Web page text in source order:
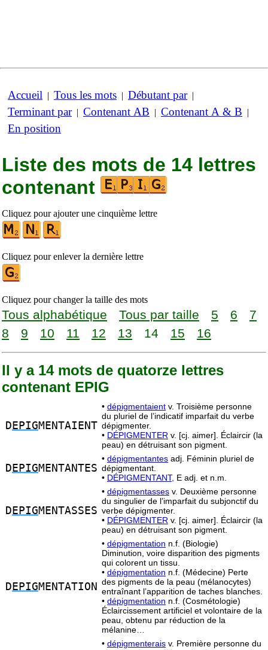
Accueil | Tous les mots | Débutant par|
Terminant par| Contenant AB | Contenant A & B |
En position
Liste des mots de 14 lettres
contenant
Cliquez pour ajouter une cinquième lettre
Cliquez pour enlever la dernière lettre
Cliquez pour changer la taille des mots
Tous alphabétique Tous par taille 5 6
7
8
9 10 11 12 13 14 15 16
Il y a 14 mots de quatorze lettres
contenant EPIG
D EPIGMENTAIENT
• dépigmentaient v. Troisième personne
du pluriel de l’indicatif imparfait du verbe
dépigmenter.
• DÉPIGMENTER v. [cj. aimer]. Éclaircir (la
peau) en détruisant son pigment.
D EPIGMENTANTES
• dépigmentantes adj. Féminin pluriel de
dépigmentant.
• DÉPIGMENTANT, E adj. et n.m.
D EPIGMENTASSES
• dépigmentasses v. Deuxième personne
du singulier de l’imparfait du subjonctif du
verbe dépigmenter.
• DÉPIGMENTER v. [cj. aimer]. Éclaircir (la
peau) en détruisant son pigment.
D EPIGMENTATION
• dépigmentation n.f. (Biologie)
Diminution, voire disparition des pigments
qui colorent un tissu.
• dépigmentation n.f. (Médecine) Perte
des pigments de la peau (mélanocytes)
entraînant l’apparition de taches blanches.
• dépigmentation n.f. (Cosmétologie)
Éclaircissement artificiel et volontaire de la
peau, obtenu par réduction de la
mélanine…
• dépigmenterais v. Première personne du